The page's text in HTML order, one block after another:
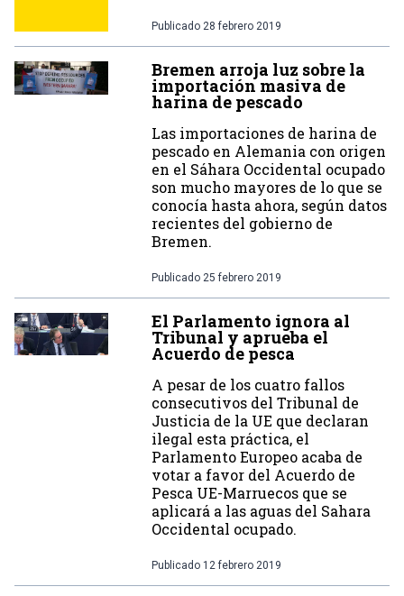
Publicado 28 febrero 2019
Bremen arroja luz sobre la
importación masiva de
harina de pescado
Las importaciones de harina de
pescado en Alemania con origen
en el Sáhara Occidental ocupado
son mucho mayores de lo que se
conocía hasta ahora, según datos
recientes del gobierno de
Bremen.
Publicado 25 febrero 2019
El Parlamento ignora al
Tribunal y aprueba el
Acuerdo de pesca
A pesar de los cuatro fallos
consecutivos del Tribunal de
Justicia de la UE que declaran
ilegal esta práctica, el
Parlamento Europeo acaba de
votar a favor del Acuerdo de
Pesca UE-Marruecos que se
aplicará a las aguas del Sahara
Occidental ocupado.
Publicado 12 febrero 2019